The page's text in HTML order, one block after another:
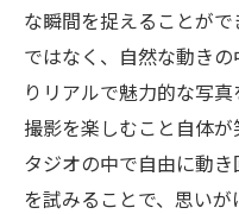
な瞬間を捉えることが
ではなく、自然な動き
りリアルで魅力的な写真
撮影を楽しむこと自体
タジオの中で自由に動
を試みることで、思い